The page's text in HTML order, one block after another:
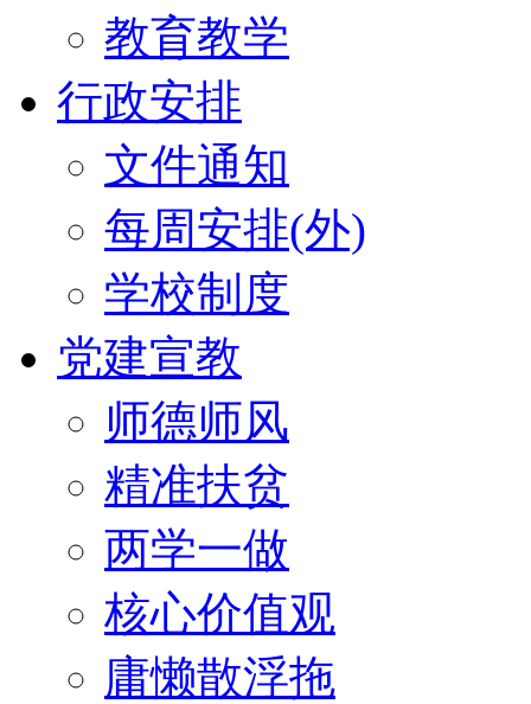
教育教学
行政安排
文件通知
每周安排(外)
学校制度
党建宣教
师德师风
精准扶贫
两学一做
核心价值观
庸懒散浮拖